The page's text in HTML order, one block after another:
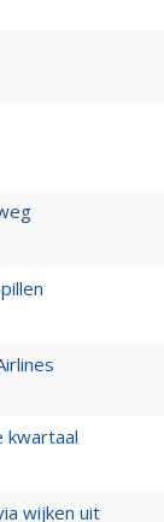
kwartaal
wijken uit